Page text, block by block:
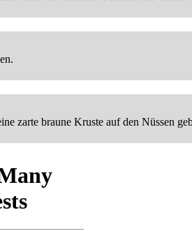
zarte braune Kruste auf den Nüssen